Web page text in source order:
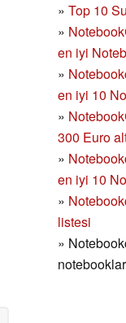
» Top 10
»
en iyi
»
en iyi 10
»
300 Euro
»
en iyi 10
»
listesi
»